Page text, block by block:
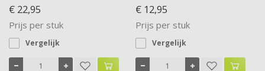
€ 22,95
Prijs per stuk
Vergelijk
€ 12,95
Prijs per stuk
Vergelijk